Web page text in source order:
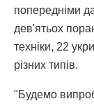
попередніми
дев'ятьох
техніки, 22
різних типів.
"Будемо